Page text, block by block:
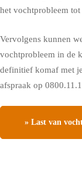
het vochtprobleem
Vervolgens kunnen
vochtprobleem in de
definitief komaf met
afspraak op
» Last van